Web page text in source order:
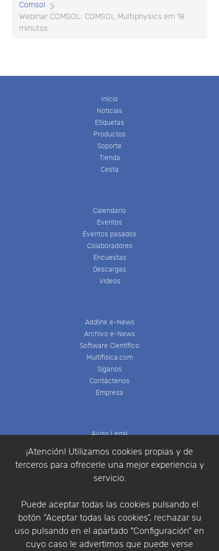
¡Atención! Utilizamos cookies propias y de
terceros para ofrecerle una mejor experiencia y
servicio.
Puede aceptar todas las cookies pulsando el
botón “Aceptar todas las cookies”, rechazar su
uso pulsando en el apartado "Configuración" en
cuyo caso le advertimos que puede verse
Comsol
Webinar COMSOL: COMSOL Multiphysics em 18
minutos
Inicio
Noticias
Etiquetas
Productos
Soporte
Tienda
Cesta
Calendario
Eventos
Eventos pasados
Colaboradores
Encuestas
Descargas
Videos
Addlink e-News
Archivo e-News
Software Científico
Multifisica.com
Síganos
Contáctenos
Empresa
Aviso Legal
Política de Privacidad
Condiciones de compra
Identificarse